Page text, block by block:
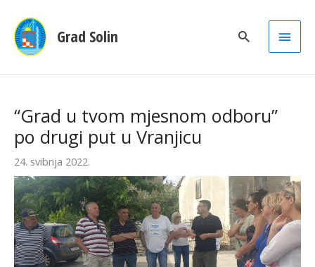
Grad Solin
Main
“Grad u tvom mjesnom odboru”
po drugi put u Vranjicu
24. svibnja 2022.